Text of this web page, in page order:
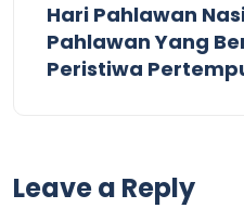
Hari Pahlawan
Pahlawan Yang
Peristiwa
Leave a Reply